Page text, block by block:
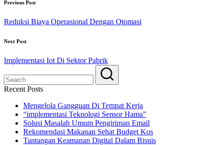
Previous Post
Reduksi Biaya Operasional Dengan Otomasi
Next Post
Implementasi Iot Di Sektor Pabrik
Recent Posts
Mengelola Gangguan Di Tempat Kerja
“implementasi Teknologi Sensor Hama”
Solusi Masalah Umum Pengiriman Email
Rekomendasi Makanan Sehat Budget Kos
Tantangan Keamanan Digital Dalam Bisnis